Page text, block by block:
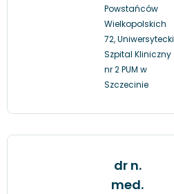
Powstańców
Wielkopolskich
72, Uniwersytecki
Szpital Kliniczny
nr 2 PUM w
Szczecinie
dr n.
med.